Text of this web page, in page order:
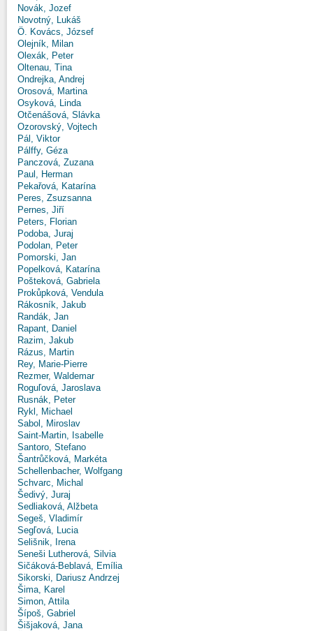
Novák, Jozef
Novotný, Lukáš
Ö. Kovács, József
Olejník, Milan
Olexák, Peter
Oltenau, Tina
Ondrejka, Andrej
Orosová, Martina
Osyková, Linda
Otčenášová, Slávka
Ozorovský, Vojtech
Pál, Viktor
Pálffy, Géza
Panczová, Zuzana
Paul, Herman
Pekařová, Katarína
Peres, Zsuzsanna
Pernes, Jiří
Peters, Florian
Podoba, Juraj
Podolan, Peter
Pomorski, Jan
Popelková, Katarína
Pošteková, Gabriela
Prokůpková, Vendula
Rákosník, Jakub
Randák, Jan
Rapant, Daniel
Razim, Jakub
Rázus, Martin
Rey, Marie-Pierre
Rezmer, Waldemar
Roguľová, Jaroslava
Rusnák, Peter
Rykl, Michael
Sabol, Miroslav
Saint-Martin, Isabelle
Santoro, Stefano
Šantrůčková, Markéta
Schellenbacher, Wolfgang
Schvarc, Michal
Šedivý, Juraj
Sedliaková, Alžbeta
Segeš, Vladimír
Segľová, Lucia
Selišnik, Irena
Seneši Lutherová, Silvia
Sičáková-Beblavá, Emília
Sikorski, Dariusz Andrzej
Šima, Karel
Simon, Attila
Šípoš, Gabriel
Šišjaková, Jana